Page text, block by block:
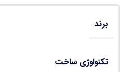
برند
تکنولوژی ساخت